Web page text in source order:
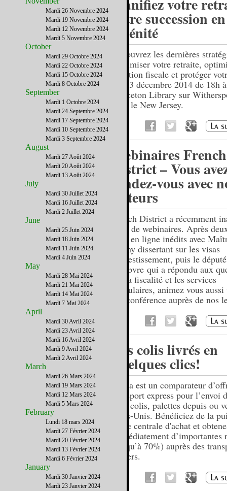
Planifiez votre
votre succession
sérénité
Découvrez les dernières
maximiser votre retraite,
situation fiscale et protéger
- Le 3 décembre 2014 de 18h
Princeton Library sur
dans le New Jersey.
Webinaires French
District – Vous
rendez-vous avec
lecteurs
French District a récemment
série de webinaires. Après
vous en ligne inédits avec
Dauny dissertant sur les visas
d'investissement, puis le
Lefebvre qui a répondu aux
sur la fiscalité et les services
consulaires, animez vous
webconférence auprès de nos
Vos colis livrés en
quelques clics!
Upela est un comparateur
transport express pour l’envoi
plis, colis, palettes depuis ou
Etats-Unis. Bénéficiez de la
d'une centrale d'achat et
immédiatement d’importantes
(jusqu’à 70%) auprès des
leaders.
Mardi 26 Novembre 2024
Mardi 19 Novembre 2024
Mardi 12 Novembre 2024
Mardi 5 Novembre 2024
October
Mardi 29 Octobre 2024
Mardi 22 Octobre 2024
Mardi 15 Octobre 2024
Mardi 8 Octobre 2024
September
Mardi 1 Octobre 2024
Mardi 24 Septembre 2024
Mardi 17 Septembre 2024
Mardi 10 Septembre 2024
Mardi 3 Septembre 2024
August
Mardi 27 Août 2024
Mardi 20 Août 2024
Mardi 13 Août 2024
July
Mardi 30 Juillet 2024
Mardi 16 Juillet 2024
Mardi 2 Juillet 2024
June
Mardi 25 Juin 2024
Mardi 18 Juin 2024
Mardi 11 Juin 2024
Mardi 4 Juin 2024
May
Mardi 28 Mai 2024
Mardi 21 Mai 2024
Mardi 14 Mai 2024
Mardi 7 Mai 2024
April
Mardi 30 Avril 2024
Mardi 23 Avril 2024
Mardi 16 Avril 2024
Mardi 9 Avril 2024
Mardi 2 Avril 2024
March
Mardi 26 Mars 2024
Mardi 19 Mars 2024
Mardi 12 Mars 2024
Mardi 5 Mars 2024
February
Lundi 18 mars 2024
Mardi 27 Février 2024
Mardi 20 Février 2024
Mardi 13 Février 2024
Mardi 6 Février 2024
January
Mardi 30 Janvier 2024
Mardi 23 Janvier 2024